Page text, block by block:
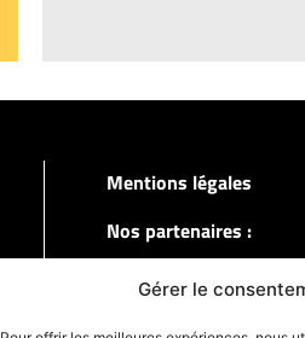
Gérer le
Mentions légales
Nos partenaires :